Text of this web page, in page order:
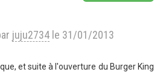
juju2734 le 31/01/2013
et suite à l'ouverture du Burger King